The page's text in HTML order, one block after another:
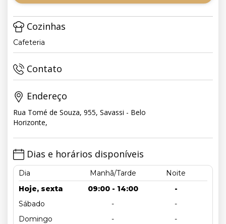
Cozinhas
Cafeteria
Contato
Endereço
Rua Tomé de Souza, 955, Savassi - Belo
Horizonte,
Dias e horários disponíveis
Dia Manhã/Tarde
Noite
Hoje, sexta
09:00 - 14:00
-
Sábado
-
-
Domingo
-
-